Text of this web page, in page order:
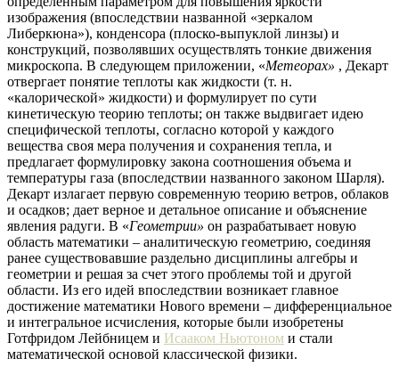
изображения (впоследствии названной «зеркалом
Либеркюна»), конденсора (плоско-выпуклой линзы) и
конструкций, позволявших осуществлять тонкие движения
микроскопа. В следующем приложении, «Метеорах» , Декарт
отвергает понятие теплоты как жидкости (т. н.
«калорической» жидкости) и формулирует по сути
кинетическую теорию теплоты; он также выдвигает идею
специфической теплоты, согласно которой у каждого
вещества своя мера получения и сохранения тепла, и
предлагает формулировку закона соотношения объема и
температуры газа (впоследствии названного законом Шарля).
Декарт излагает первую современную теорию ветров, облаков
и осадков; дает верное и детальное описание и объяснение
явления радуги. В «Геометрии» он разрабатывает новую
область математики – аналитическую геометрию, соединяя
ранее существовавшие раздельно дисциплины алгебры и
геометрии и решая за счет этого проблемы той и другой
области. Из его идей впоследствии возникает главное
достижение математики Нового времени – дифференциальное
и интегральное исчисления, которые были изобретены
Готфридом Лейбницем и Исааком Ньютоном и стали
математической основой классической физики.